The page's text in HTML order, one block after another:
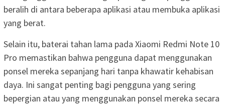
beralih di antara beberapa aplikasi atau membuka aplikasi
yang berat.
Selain itu, baterai tahan lama pada Xiaomi Redmi Note 10
Pro memastikan bahwa pengguna dapat menggunakan
ponsel mereka sepanjang hari tanpa khawatir kehabisan
daya. Ini sangat penting bagi pengguna yang sering
bepergian atau yang menggunakan ponsel mereka secara